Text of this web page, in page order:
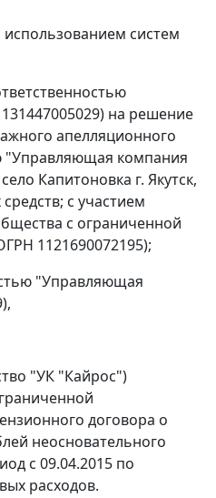
использованием систем
на решение
апелляционного
"Управляющая компания
Капитоновка г. Якутск,
с участием
с ограниченной
1121690072195);
"Управляющая
"УК "Кайрос")
договора о
неосновательного
с 09.04.2015 по
расходов.